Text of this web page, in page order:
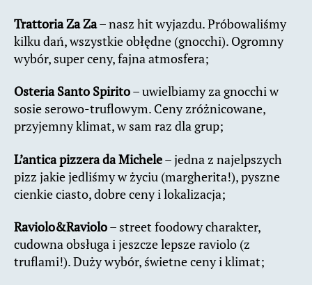
Trattoria Za Za– nasz hit wyjazdu. Próbowaliśmy
kilku dań, wszystkie obłędne (gnocchi). Ogromny
wybór, super ceny, fajna atmosfera;
Osteria Santo Spirito– uwielbiamy za gnocchi w
sosie serowo-truflowym. Ceny zróżnicowane,
przyjemny klimat, w sam raz dla grup;
L’antica pizzera da Michele– jedna z najelpszych
pizz jakie jedliśmy w życiu (margherita!), pyszne
cienkie ciasto, dobre ceny i lokalizacja;
Raviolo&Raviolo– street foodowy charakter,
cudowna obsługa i jeszcze lepsze raviolo (z
truflami!). Duży wybór, świetne ceny i klimat;